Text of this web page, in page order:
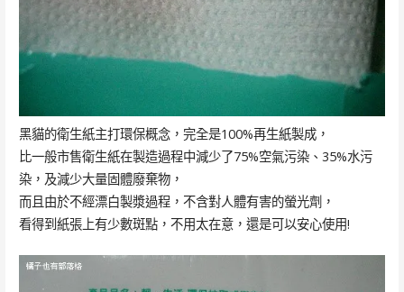
黑貓的衛生紙主打環保概念，完全是100%再生紙製成，
比一般市售衛生紙在製造過程中減少了75%空氣污染、35%水污
染，及減少大量固體廢棄物，
而且由於不經漂白製漿過程，不含對人體有害的螢光劑，
看得到紙張上有少數斑點，不用太在意，還是可以安心使用!